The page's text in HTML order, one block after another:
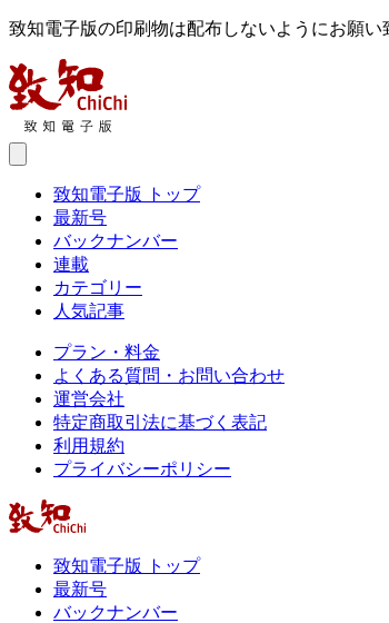
致知電子版の印刷物は配布しないようにお願
致知電子版 トップ
最新号
バックナンバー
連載
カテゴリー
人気記事
プラン・料金
よくある質問・お問い合わせ
運営会社
特定商取引法に基づく表記
利用規約
プライバシーポリシー
致知電子版 トップ
最新号
バックナンバー